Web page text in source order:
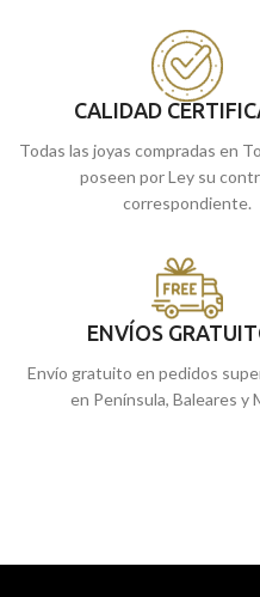
CALIDAD
Todas las joyas compradas en
poseen por Ley su
correspondiente.
ENVÍOS
Envío gratuito en pedidos
en Península, Baleares y